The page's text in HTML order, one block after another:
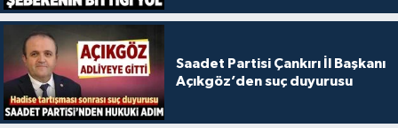
Saadet Partisi Çankırı İl Başkanı
Açıkgöz’den suç duyurusu